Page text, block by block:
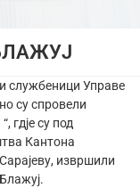
службеници Управе
су спровели
гдје су под
Кантона
извршили